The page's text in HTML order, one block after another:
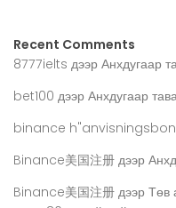
Recent Comments
8777ielts дээр Анхдугаар
bet100 дээр Анхдугаар
binance
Binance美国注册 дээр
Binance美国注册 дээр Төв